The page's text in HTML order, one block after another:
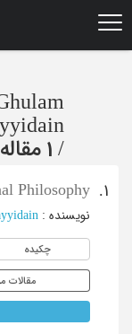
/ 1 مقاله
1.
Philosophy
نویسنده :
چکیده
مقالات